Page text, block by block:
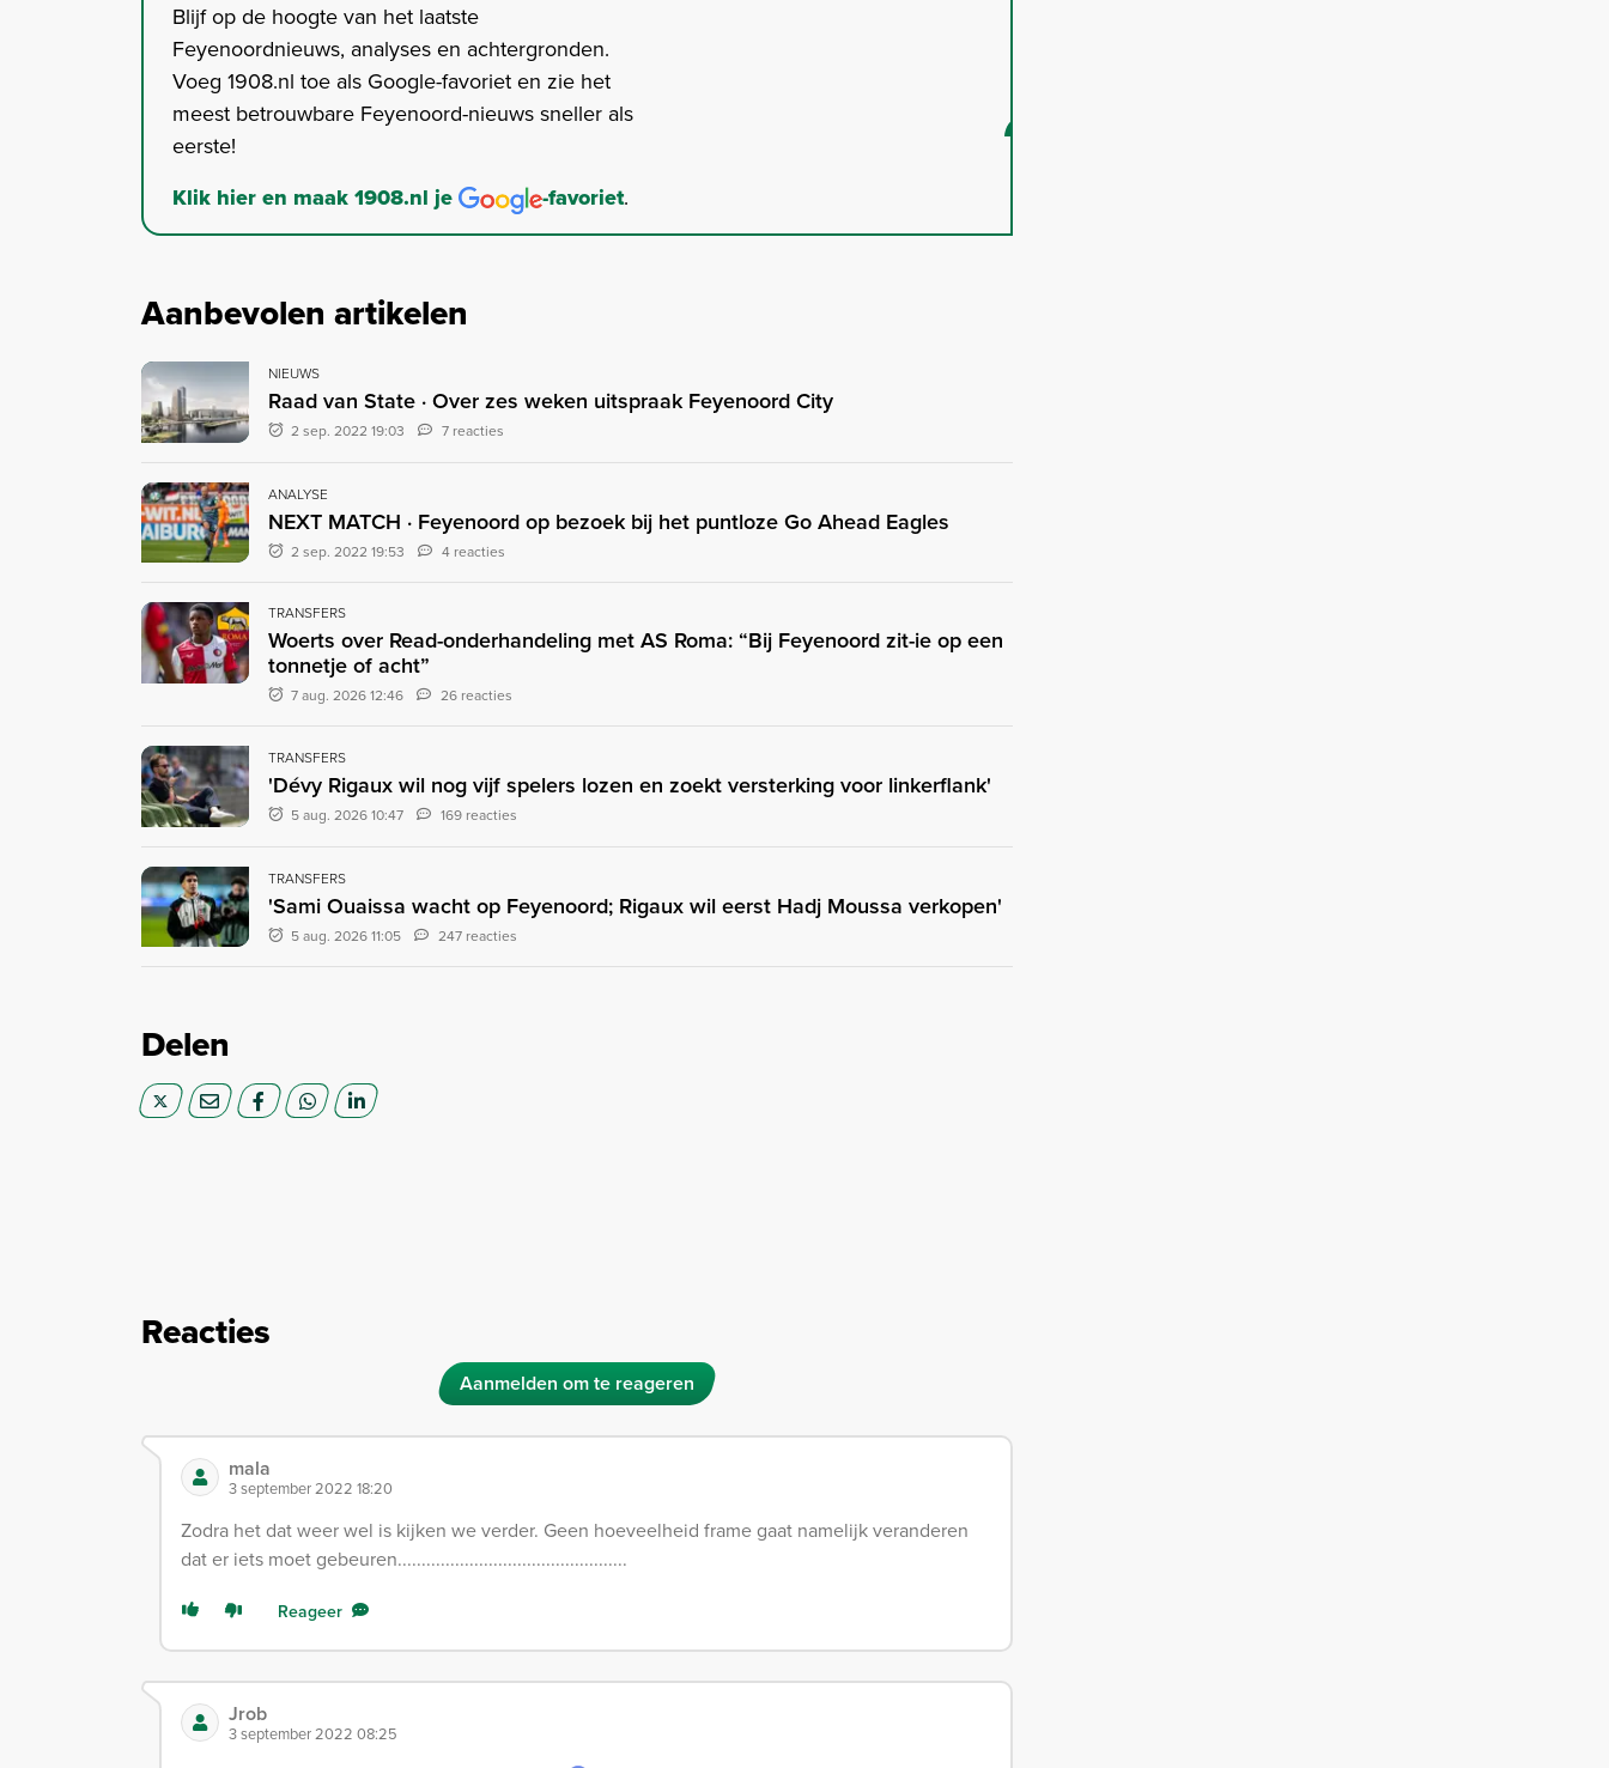
Blijf op de hoogte van het laatste
Feyenoordnieuws, analyses en achtergronden.
Voeg 1908.nl toe als Google-favoriet en zie het
meest betrouwbare Feyenoord-nieuws sneller als
eerste!
Klik hier en maak 1908.nl je
-favoriet.
Aanbevolen artikelen
NIEUWS
Raad van State · Over zes weken uitspraak Feyenoord City
2 sep. 2022 19:03 7 reacties
ANALYSE
NEXT MATCH · Feyenoord op bezoek bij het puntloze Go Ahead Eagles
2 sep. 2022 19:53 4 reacties
TRANSFERS
Woerts over Read-onderhandeling met AS Roma: “Bij Feyenoord zit-ie op een
tonnetje of acht”
7 aug. 2026 12:46 26 reacties
TRANSFERS
'Dévy Rigaux wil nog vijf spelers lozen en zoekt versterking voor linkerflank'
5 aug. 2026 10:47 169 reacties
TRANSFERS
'Sami Ouaissa wacht op Feyenoord; Rigaux wil eerst Hadj Moussa verkopen'
5 aug. 2026 11:05 247 reacties
Delen
Reacties
Aanmelden om te reageren
mala
3 september 2022 18:20
Zodra het dat weer wel is kijken we verder. Geen hoeveelheid frame gaat namelijk veranderen
dat er iets moet gebeuren................................................
Reageer
Jrob
3 september 2022 08:25